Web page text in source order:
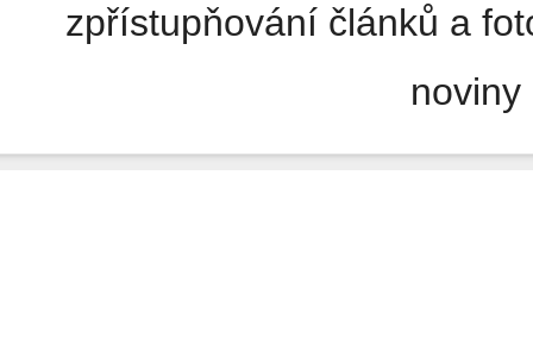
zpřístupňování článků a